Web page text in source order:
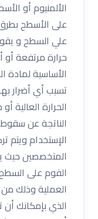
الألمنيوم أو
على الأسطح
علي السطح و
حرارة مرتفعة أو
الأساسية لمادة
تسبب أي أضرار
الحرارة العالية
الناتجة عن
الإستخدام
المتخصصين حيث
الفوم على
العملية وذلك
الذي بإمكانك